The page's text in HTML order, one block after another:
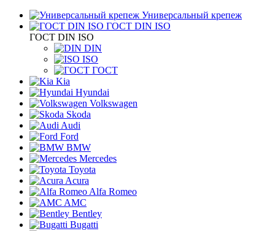
Универсальный крепеж
ГОСТ DIN ISO
ГОСТ DIN ISO
DIN
ISO
ГОСТ
Kia
Hyundai
Volkswagen
Skoda
Audi
Ford
BMW
Mercedes
Toyota
Acura
Alfa Romeo
AMC
Bentley
Bugatti